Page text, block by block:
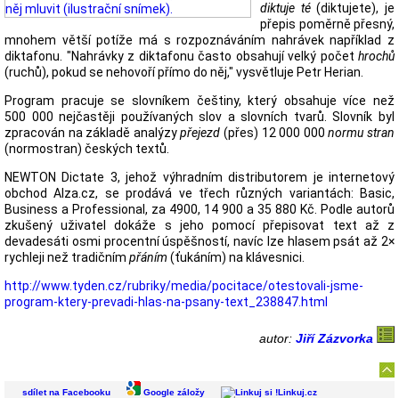
diktuje té(diktujete), je
přepis poměrně přesný,
mnohem větší potíže má s rozpoznáváním nahrávek například z
diktafonu. "Nahrávky z diktafonu často obsahují velký počet hrochů
(ruchů), pokud se nehovoří přímo do něj," vysvětluje Petr Herian.
Program pracuje se slovníkem češtiny, který obsahuje více než
500 000 nejčastěji používaných slov a slovních tvarů. Slovník byl
zpracován na základě analýzypřejezd (přes) 12 000 000normu stran
(normostran) českých textů.
NEWTON Dictate 3, jehož výhradním distributorem je internetový
obchod Alza.cz, se prodává ve třech různých variantách: Basic,
Business a Professional, za 4900, 14 900 a 35 880 Kč. Podle autorů
zkušený uživatel dokáže s jeho pomocí přepisovat text až z
devadesáti osmi procentní úspěšností, navíc lze hlasem psát až 2×
rychleji než tradičním přáním (ťukáním) na klávesnici.
http://www.tyden.cz/rubriky/media/pocitace/otestovali-jsme-
program-ktery-prevadi-hlas-na-psany-text_238847.html
autor: Jiří Zázvorka
sdílet na Facebooku Google záložy
Linkuj.cz